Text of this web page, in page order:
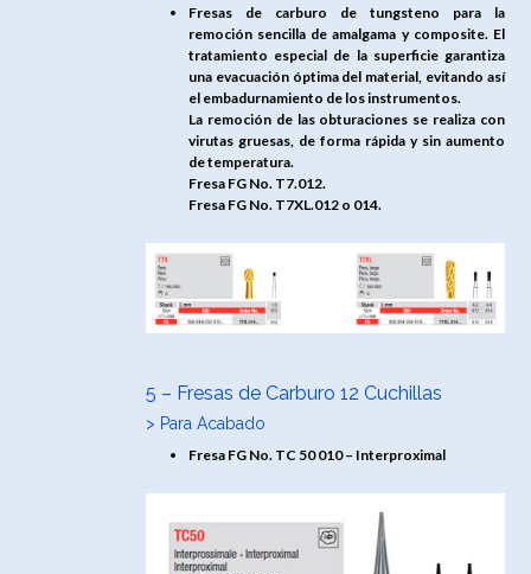
Fresas de carburo de tungsteno para la
remoción sencilla de amalgama y composite. El
tratamiento especial de la superficie garantiza
una evacuación óptima del material, evitando así
el embadurnamiento de los instrumentos.
La remoción de las obturaciones se realiza con
virutas gruesas, de forma rápida y sin aumento
de temperatura.
Fresa FG No. T7.012.
Fresa FG No. T7XL.012 o 014.
5 – Fresas de Carburo 12 Cuchillas
> Para Acabado
Fresa FG No. TC 50 010 – Interproximal